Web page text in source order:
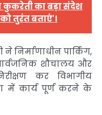
कुकरेती का बड़ा संदेश
तुरंत बताएं'।
निर्माणाधीन पार्किंग,
शौचालय और
कर विभागीय
में कार्य पूर्ण करने के